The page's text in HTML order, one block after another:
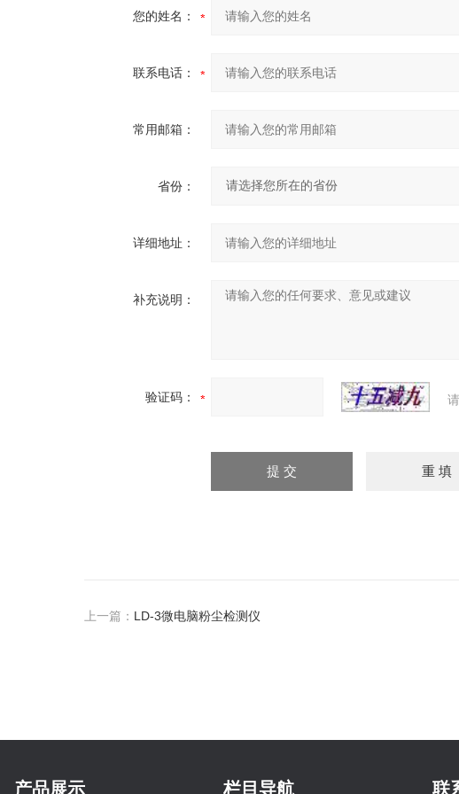
您的姓名：
联系电话：
常用邮箱：
省份：
详细地址：
补充说明：
验证码：
上一篇： LD-3微电脑粉尘检测仪
产品展示 栏目导航 联